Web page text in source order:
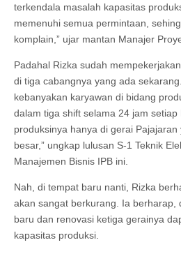
terkendala masalah kapasitas
memenuhi semua permintaan,
komplain,” ujar mantan Manajer
Padahal Rizka sudah
di tiga cabangnya yang ada
kebanyakan karyawan di bidang
dalam tiga shift selama 24 jam setiap
produksinya hanya di gerai
besar,” ungkap lulusan S-1 Teknik
Manajemen Bisnis IPB ini.
Nah, di tempat baru nanti, Rizka
akan sangat berkurang. Ia berharap,
baru dan renovasi ketiga gerainya
kapasitas produksi.